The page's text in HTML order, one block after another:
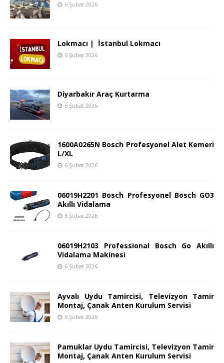
6 Şubat 2026
Lokmacı | İstanbul Lokmacı
6 Şubat 2026
Diyarbakır Araç Kurtarma
6 Şubat 2026
1600A0265N Bosch Profesyonel Alet Kemeri
L/XL
6 Şubat 2026
06019H2201 Bosch Profesyonel Bosch GO3
Akıllı Vidalama
6 Şubat 2026
06019H2103 Professional Bosch Go Akıllı
Vidalama Makinesi
6 Şubat 2026
Ayvalı Uydu Tamircisi, Televizyon Tamir
Montaj, Çanak Anten Kurulum Servisi
6 Şubat 2026
Pamuklar Uydu Tamircisi, Televizyon Tamir
Montaj, Çanak Anten Kurulum Servisi